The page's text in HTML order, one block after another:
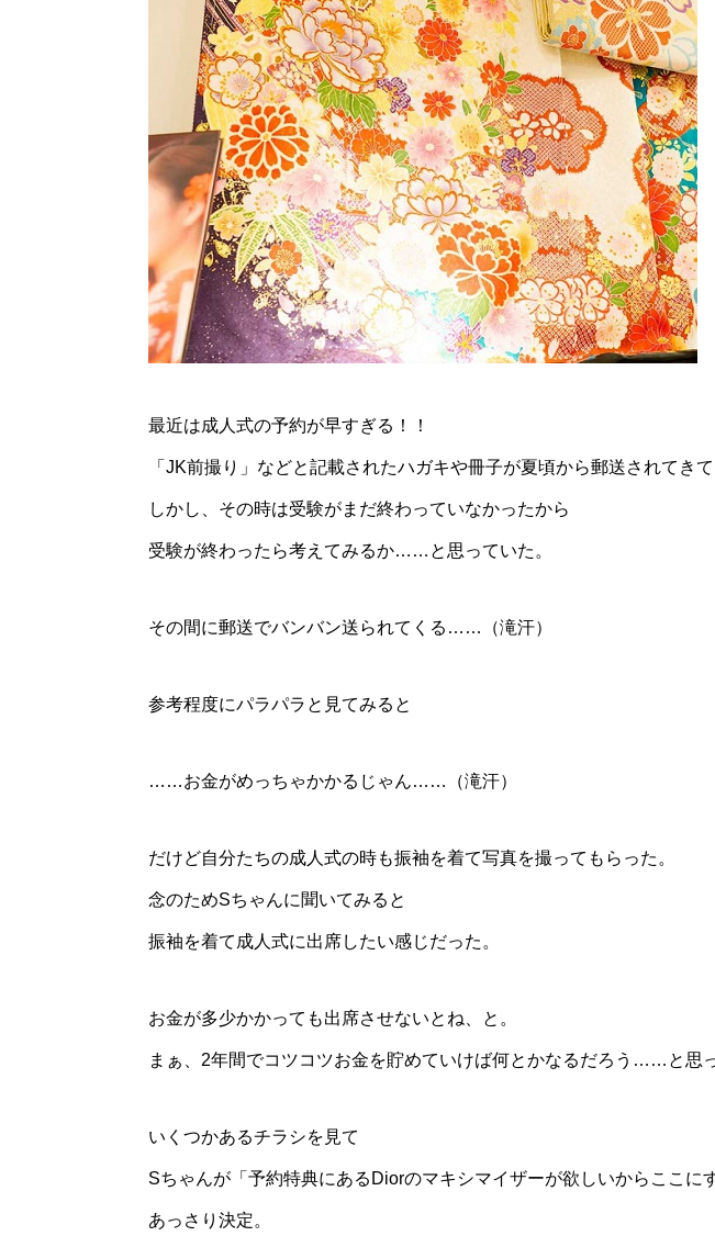
最近は成人式の予約が早すぎる！！
「JK前撮り」などと記載されたハガキや冊子が夏頃から郵送されてきて
しかし、その時は受験がまだ終わっていなかったから
受験が終わったら考えてみるか……と思っていた。
その間に郵送でバンバン送られてくる……（滝汗）
参考程度にパラパラと見てみると
……お金がめっちゃかかるじゃん……（滝汗）
だけど自分たちの成人式の時も振袖を着て写真を撮ってもらった。
念のためSちゃんに聞いてみると
振袖を着て成人式に出席したい感じだった。
お金が多少かかっても出席させないとね、と。
まぁ、2年間でコツコツお金を貯めていけば何とかなるだろう……と思
いくつかあるチラシを見て
Sちゃんが「予約特典にあるDiorのマキシマイザーが欲しいからここに
あっさり決定。